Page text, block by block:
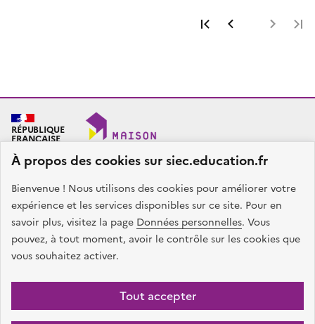
À propos des cookies sur siec.education.fr
Bienvenue ! Nous utilisons des cookies pour améliorer votre
expérience et les services disponibles sur ce site. Pour en
savoir plus, visitez la page Données personnelles. Vous
pouvez, à tout moment, avoir le contrôle sur les cookies que
vous souhaitez activer.
Tout accepter
Première page
Page
RÉPUBLIQUE
FRANÇAISE
SIEC - Maison des examens
Académies de Créteil, Paris et Versailles
7, rue Ernest Renan
94749 ARCUEIL CEDEX
Nous contacter
facebook
x instagramlinkedin